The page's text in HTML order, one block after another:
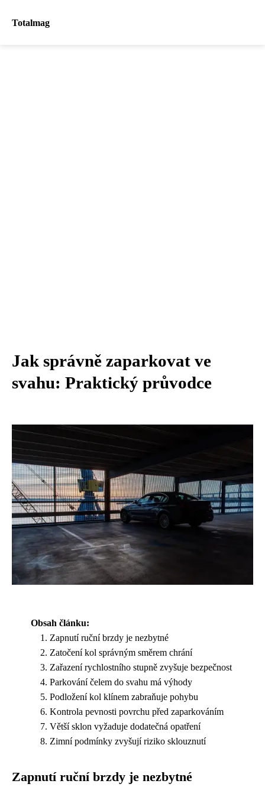
Totalmag
Jak správně zaparkovat ve
svahu: Praktický průvodce
Obsah článku:
Zapnutí ruční brzdy je nezbytné
Zatočení kol správným směrem chrání
Zařazení rychlostního stupně zvyšuje bezpečnost
Parkování čelem do svahu má výhody
Podložení kol klínem zabraňuje pohybu
Kontrola pevnosti povrchu před zaparkováním
Větší sklon vyžaduje dodatečná opatření
Zimní podmínky zvyšují riziko sklouznutí
Zapnutí ruční brzdy je nezbytné